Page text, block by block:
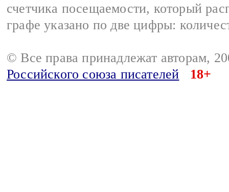
счетчика посещаемости, который
графе указано по две цифры:
© Все права принадлежат авторам,
Российского союза писателей
18+